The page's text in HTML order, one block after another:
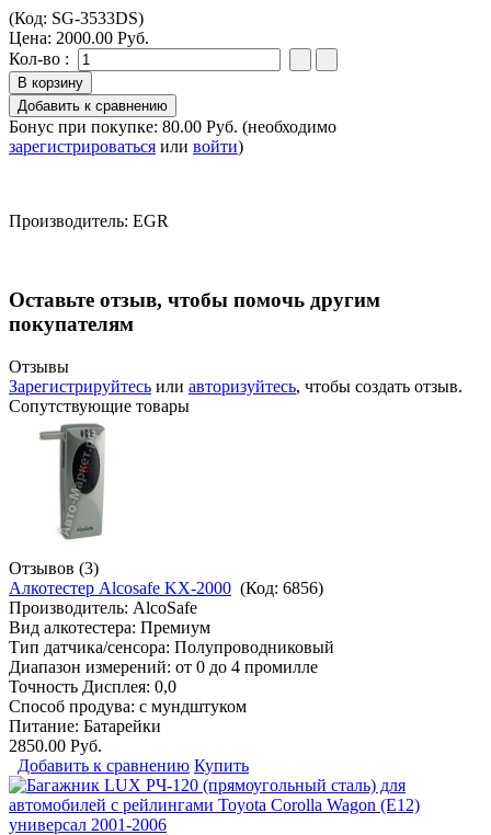
(Код: SG-3533DS)
Цена: 2000.00 Руб.
Кол-во :
Бонус при покупке: 80.00 Руб. (необходимо
зарегистрироваться или войти)
Производитель: EGR
Оставьте отзыв, чтобы помочь другим
покупателям
Отзывы
Зарегистрируйтесь или авторизуйтесь, чтобы создать отзыв.
Сопутствующие товары
Отзывов (3)
Алкотестер Alcosafe KX-2000 (Код: 6856)
Производитель: AlcoSafe
Вид алкотестера: Премиум
Тип датчика/сенсора: Полупроводниковый
Диапазон измерений: от 0 до 4 промилле
Точность Дисплея: 0,0
Способ продува: с мундштуком
Питание: Батарейки
2850.00 Руб.
Добавить к сравнению Купить